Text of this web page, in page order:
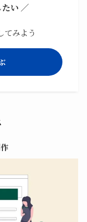
い ／
てみよう